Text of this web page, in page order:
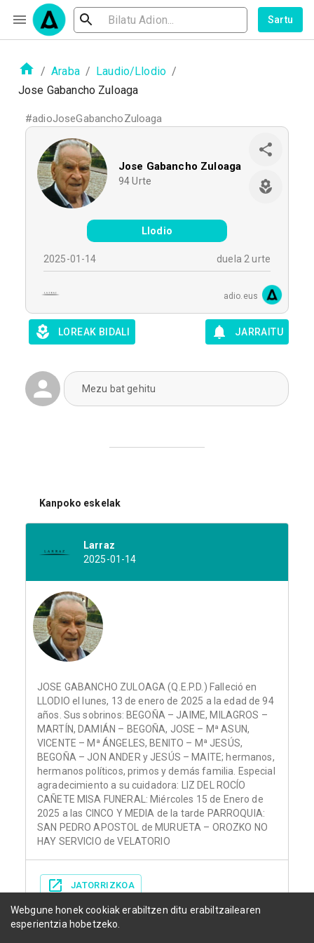
Sartu
/ Araba / Laudio/Llodio /
Jose Gabancho Zuloaga
#adioJoseGabanchoZuloaga
Jose Gabancho Zuloaga
94 Urte
Llodio
2025-01-14 duela 2 urte
adio.eus
LOREAK BIDALI JARRAITU
Mezu bat gehitu
Kanpoko eskelak
Larraz
2025-01-14
JOSE GABANCHO ZULOAGA (Q.E.P.D.) Falleció en
LLODIO el lunes, 13 de enero de 2025 a la edad de 94
años. Sus sobrinos: BEGOÑA – JAIME, MILAGROS –
MARTÍN, DAMIÁN – BEGOÑA, JOSE – Mª ASUN,
VICENTE – Mª ÁNGELES, BENITO – Mª JESÚS,
BEGOÑA – JON ANDER y JESÚS – MAITE; hermanos,
hermanos políticos, primos y demás familia. Especial
agradecimiento a su cuidadora: LIZ DEL ROCÍO
CAÑETE MISA FUNERAL: Miércoles 15 de Enero de
2025 a las CINCO Y MEDIA de la tarde PARROQUIA:
SAN PEDRO APOSTOL de MURUETA – OROZKO NO
HAY SERVICIO de VELATORIO
JATORRIZKOA
Webgune honek cookiak erabiltzen ditu erabiltzailearen
esperientzia hobetzeko.